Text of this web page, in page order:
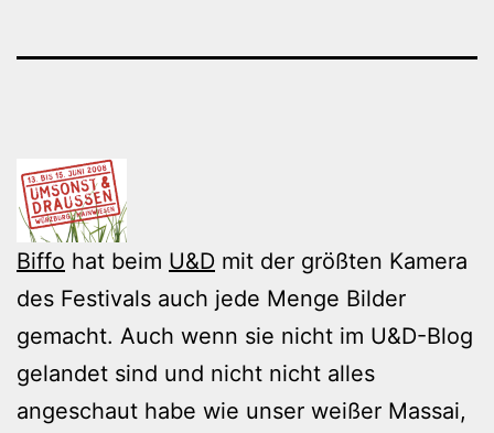
Biffo hat beim U&D mit der größten Kamera
des Festivals auch jede Menge Bilder
gemacht. Auch wenn sie nicht im U&D-Blog
gelandet sind und nicht nicht alles
angeschaut habe wie unser weißer Massai,